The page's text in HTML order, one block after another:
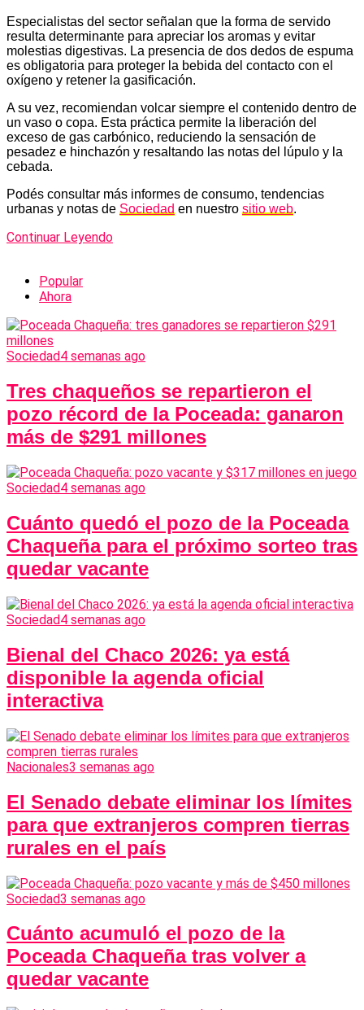
Especialistas del sector señalan que la forma de servido
resulta determinante para apreciar los aromas y evitar
molestias digestivas. La presencia de dos dedos de espuma
es obligatoria para proteger la bebida del contacto con el
oxígeno y retener la gasificación.
A su vez, recomiendan volcar siempre el contenido dentro de
un vaso o copa. Esta práctica permite la liberación del
exceso de gas carbónico, reduciendo la sensación de
pesadez e hinchazón y resaltando las notas del lúpulo y la
cebada.
Podés consultar más informes de consumo, tendencias
urbanas y notas de Sociedad en nuestro sitio web.
Continuar Leyendo
Popular
Ahora
Sociedad4 semanas ago
Tres chaqueños se repartieron el
pozo récord de la Poceada: ganaron
más de $291 millones
Sociedad4 semanas ago
Cuánto quedó el pozo de la Poceada
Chaqueña para el próximo sorteo tras
quedar vacante
Sociedad4 semanas ago
Bienal del Chaco 2026: ya está
disponible la agenda oficial
interactiva
Nacionales3 semanas ago
El Senado debate eliminar los límites
para que extranjeros compren tierras
rurales en el país
Sociedad3 semanas ago
Cuánto acumuló el pozo de la
Poceada Chaqueña tras volver a
quedar vacante